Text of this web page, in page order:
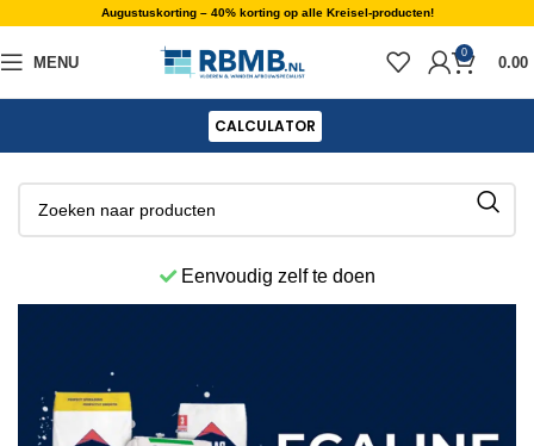
Augustuskorting – 40% korting op alle Kreisel-producten!
MENU
0
0.00
CALCULATOR
Eenvoudig zelf te doen